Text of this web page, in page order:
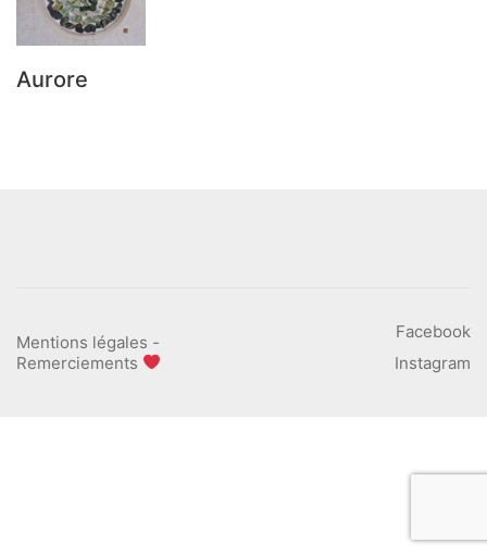
Aurore
Facebook
Instagram
Mentions légales -
Remerciements